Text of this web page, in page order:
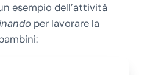
esempio dell’attività
per lavorare la